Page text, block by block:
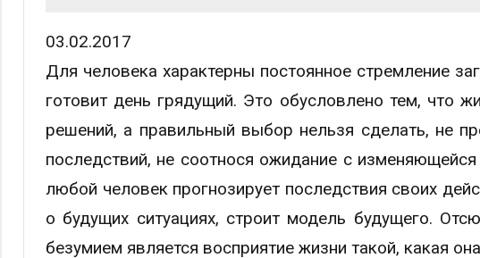
03.02.2017
Для человека характерны постоянное стремление
готовит день грядущий. Это обусловлено тем, что
решений, а правильный выбор нельзя сделать, не
последствий, не соотнося ожидание с
любой человек прогнозирует последствия своих
о будущих ситуациях, строит модель будущего.
безумием является восприятие жизни такой, какая